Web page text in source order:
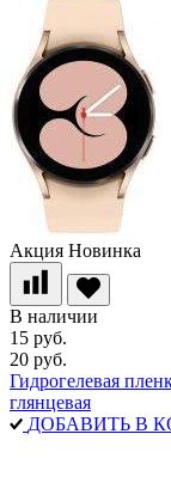
Акция Новинка
В наличии
15 руб.
20 руб.
Гидрогелевая
глянцевая
ДОБАВИТЬ В